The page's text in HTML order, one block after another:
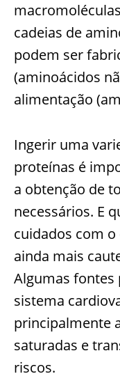
cadeias de
podem ser
(aminoácidos
alimentação
Ingerir uma
proteínas é
a obtenção de
necessários. E
cuidados com o
ainda mais
Algumas fontes
sistema
principalmente
saturadas e
riscos.